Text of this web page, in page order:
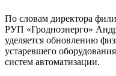
По словам директора
РУП «Гродноэнерго»
уделяется обновлению
устаревшего
систем автоматизации.